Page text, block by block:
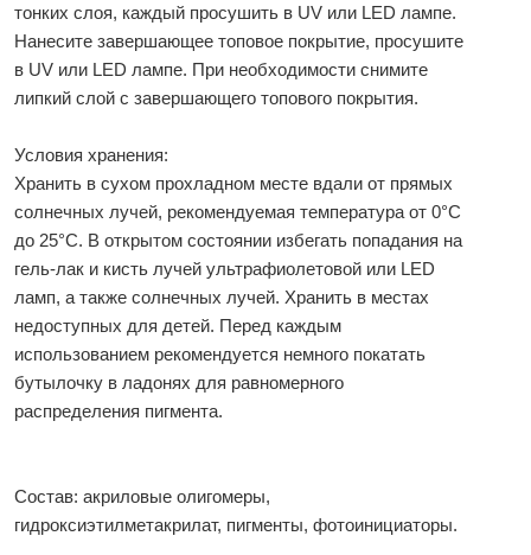
тонких слоя, каждый просушить в UV или LED лампе.
Нанесите завершающее топовое покрытие, просушите
в UV или LED лампе. При необходимости снимите
липкий слой с завершающего топового покрытия.
Условия хранения:
Хранить в сухом прохладном месте вдали от прямых
солнечных лучей, рекомендуемая температура от 0°С
до 25°С. В открытом состоянии избегать попадания на
гель-лак и кисть лучей ультрафиолетовой или LED
ламп, а также солнечных лучей. Хранить в местах
недоступных для детей. Перед каждым
использованием рекомендуется немного покатать
бутылочку в ладонях для равномерного
распределения пигмента.
Состав: акриловые олигомеры,
гидроксиэтилметакрилат, пигменты, фотоинициаторы.